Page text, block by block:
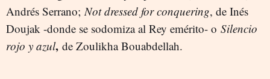
Andrés Serrano; Not dressed for conquering, de Inés
Doujak -donde se sodomiza al Rey emérito- o Silencio
rojo y azul, de Zoulikha Bouabdellah.